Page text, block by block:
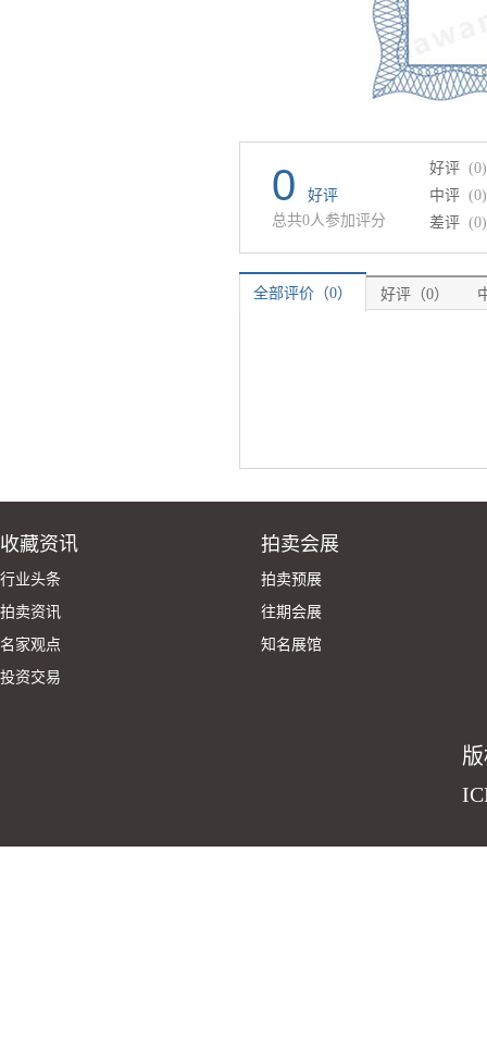
0
好评
总共0人参加评分
好评 (0)
中评 (0)
差评 (0)
全部评价（0） 好评（0）
收藏资讯
行业头条
拍卖资讯
名家观点
投资交易
拍卖会展
拍卖预展
往期会展
知名展馆